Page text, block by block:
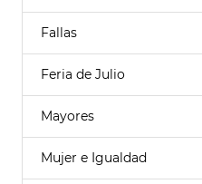
Fallas
Feria de Julio
Mayores
Mujer e Igualdad